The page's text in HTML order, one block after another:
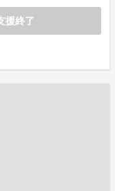
援終了